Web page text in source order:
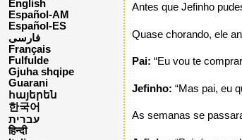
English
Español-AM
Español-ES
فارسی
Français
Fulfulde
Gjuha shqipe
Guarani
հայերեն
한국어
עברית
हिन्दी
Antes que Jefinho
Quase chorando, ele
Pai: “Eu vou te
Jefinho: “Mas pai, eu
As semanas se